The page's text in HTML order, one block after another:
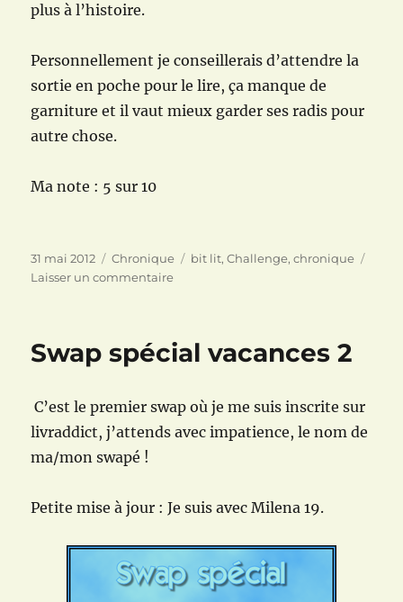
plus à l’histoire.
Personnellement je conseillerais d’attendre la
sortie en poche pour le lire, ça manque de
garniture et il vaut mieux garder ses radis pour
autre chose.
Ma note : 5 sur 10
Publié
le
31 mai 2012 Catégories
Chronique Étiquettes
bit lit,Challenge,chronique
Laisser un commentairesur
chroniques
Kayla
Lane
Marie
Swap spécial vacances 2
C’est le premier swap où je me suis inscrite sur
livraddict, j’attends avec impatience, le nom de
ma/mon swapé !
Petite mise à jour : Je suis avec Milena 19.